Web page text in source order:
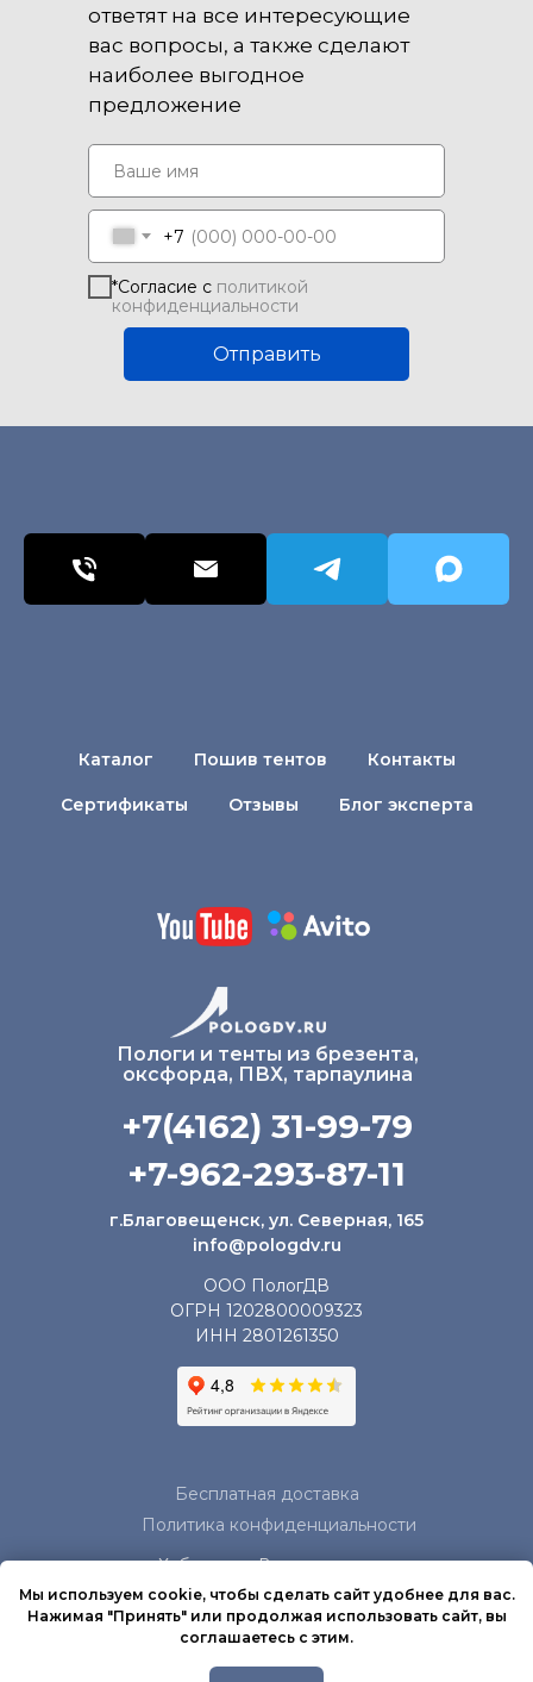
ответят на все интересующие
вас вопросы, а также сделают
наиболее выгодное
предложение
+7
*Согласие с политикой
конфиденциальности
Отправить
Каталог Пошив тентов Контакты
Сертификаты Отзывы Блог эксперта
Пологи и тенты из брезента,
оксфорда, ПВХ, тарпаулина
ООО ПологДВ
ОГРН 1202800009323
ИНН 2801261350
+7(4162) 31-99-79
г.Благовещенск, ул. Северная, 165
info@pologdv.ru
Бесплатная доставка
Политика конфиденциальности
+7-962-293-87-11
*Информация, размещенная на сайте носит
является публичной офертой, определяемой
Хабаровск,Владивосток,
Якутск, Магадан,
Благовещенск
Мы используем cookie, чтобы сделать сайт удобнее для вас.
Нажимая "Принять" или продолжая использовать сайт, вы
соглашаетесь с этим.